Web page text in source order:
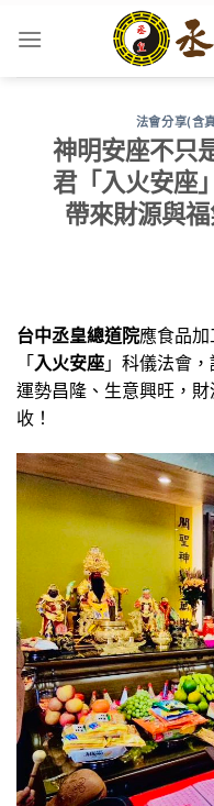
法會分享(含
神明安座不只
君「入火安座
帶來財源與
台中丞皇總道院應食品加
「入火安座 」科儀法會
運勢昌隆、生意興旺，
收！